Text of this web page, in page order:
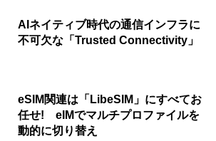
AIネイティブ時代の通信インフラに
不可欠な「Trusted Connectivity」
eSIM関連は「LibeSIM」にすべてお
任せ! eIMでマルチプロファイルを
動的に切り替え